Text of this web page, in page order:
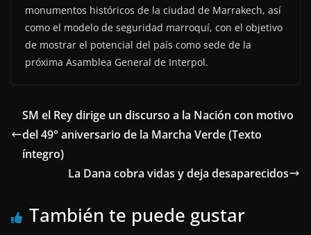
monumentos históricos de la ciudad de Marrakech, así
como el modelo de seguridad marroquí, con el objetivo
de mostrar el potencial del país como sede de la
próxima Asamblea General de Interpol.
SM el Rey dirige un discurso a la Nación con motivo
del 49° aniversario de la Marcha Verde (Texto
íntegro)
La Dana cobra vidas y deja desaparecidos
También te puede gustar